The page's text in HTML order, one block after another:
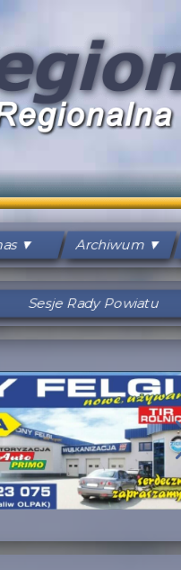
Archiwum
Sesje Rady Powiatu